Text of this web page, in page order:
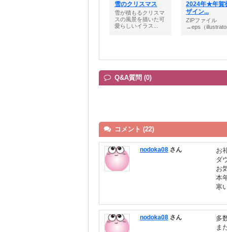
雪のクリスマス
雪が積もるクリスマ
スの風景を描いた可
愛らしいイラス...
2024年★年賀
ザイン...
ZIPファイル
→eps（
Q&A質問 (0)
コメント (22)
nodoka08 さん
お
ダ
お
本
寒
nodoka08 さん
多
ま